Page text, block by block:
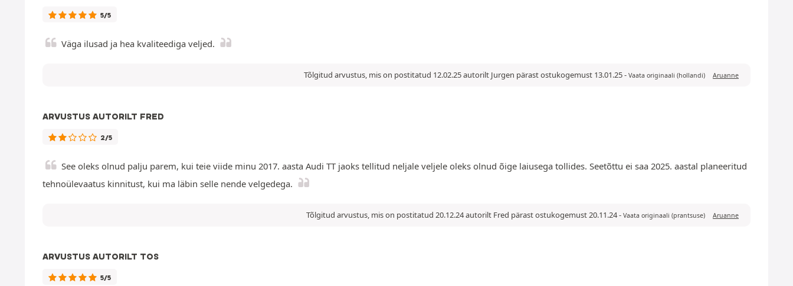
5/5
Väga ilusad ja hea kvaliteediga veljed.
Tõlgitud arvustus, mis on postitatud 12.02.25 autorilt Jurgen pärast ostukogemust 13.01.25- Vaata originaali (hollandi) Aruanne
ARVUSTUS AUTORILT FRED
2/5
See oleks olnud palju parem, kui teie viide minu 2017. aasta Audi TT jaoks tellitud neljale veljele oleks olnud õige laiusega tollides. Seetõttu ei saa 2025. aastal planeeritud
tehnoülevaatus kinnitust, kui ma läbin selle nende velgedega.
Tõlgitud arvustus, mis on postitatud 20.12.24 autorilt Fred pärast ostukogemust 20.11.24- Vaata originaali (prantsuse) Aruanne
ARVUSTUS AUTORILT TOS
5/5